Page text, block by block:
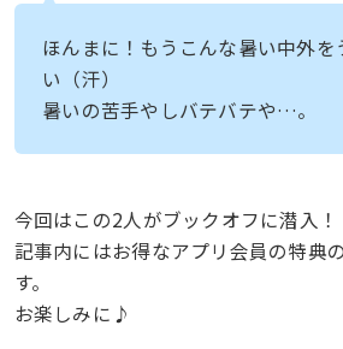
ほんまに！もうこんな暑い中外
い（汗）
暑いの苦手やしバテバテや…。
今回はこの2人がブックオフに潜入！
記事内にはお得なアプリ会員の特典
す。
お楽しみに♪